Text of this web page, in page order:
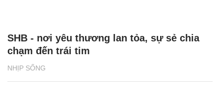
NHỊP SỐNG
SHB - nơi yêu thương lan tỏa, sự sẻ chia
chạm đến trái tim